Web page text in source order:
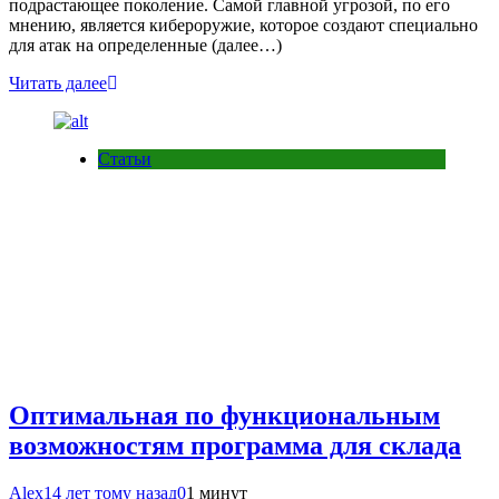
подрастающее поколение. Самой главной угрозой, по его
мнению, является кибероружие, которое создают специально
для атак на определенные (далее…)
Читать далее
Статьи
Оптимальная по функциональным
возможностям программа для склада
Alex14 лет тому назад01 минут